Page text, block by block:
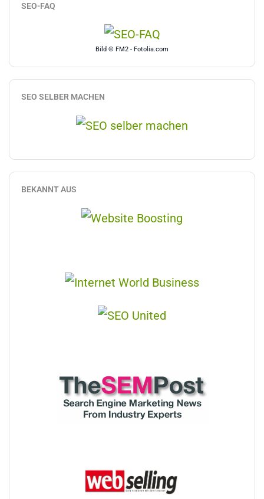
SEO-FAQ
Bild © FM2 - Fotolia.com
SEO SELBER MACHEN
BEKANNT AUS